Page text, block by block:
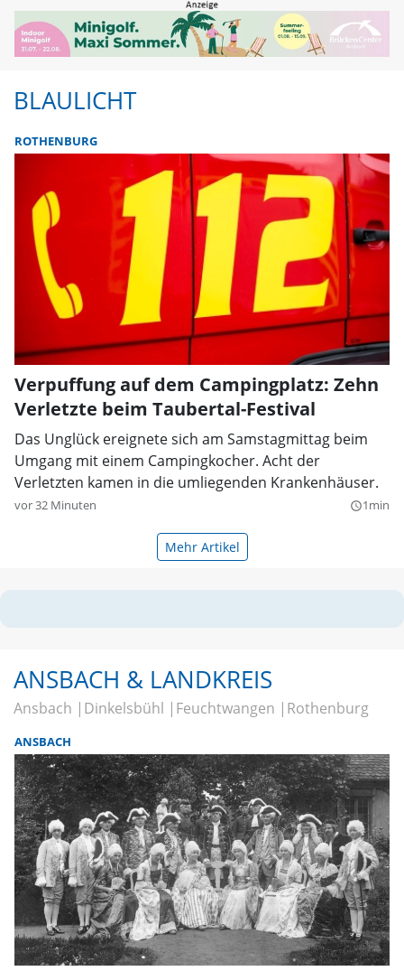
BLAULICHT
ROTHENBURG
Verpuffung auf dem Campingplatz: Zehn
Verletzte beim Taubertal-Festival
Das Unglück ereignete sich am Samstagmittag beim
Umgang mit einem Campingkocher. Acht der
Verletzten kamen in die umliegenden Krankenhäuser.
vor 32 Minuten query_builder1min
Mehr Artikel
ANSBACH & LANDKREIS
Ansbach Dinkelsbühl Feuchtwangen Rothenburg
ANSBACH